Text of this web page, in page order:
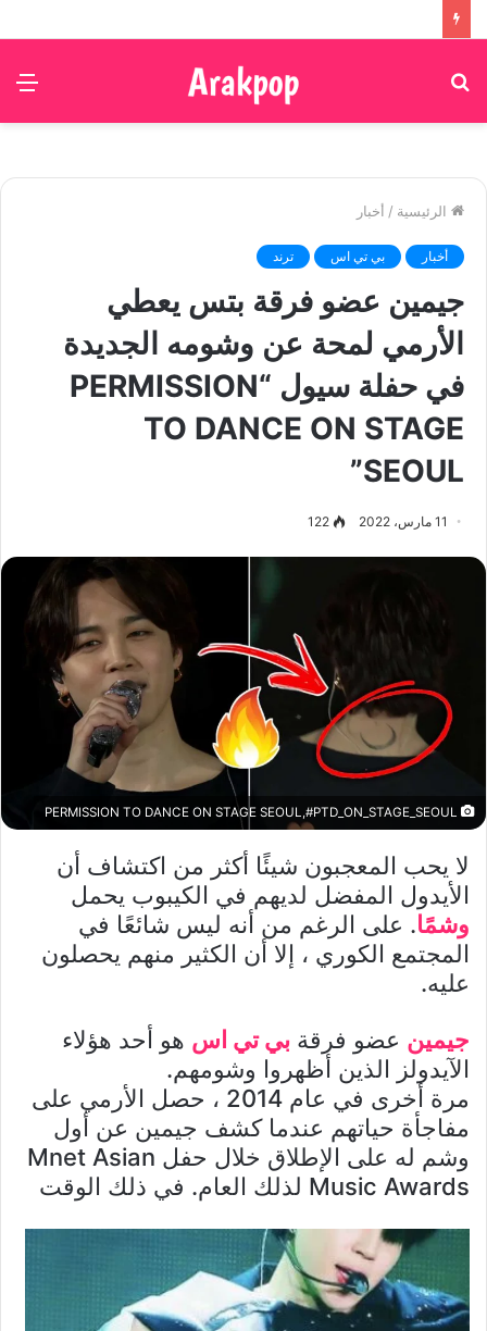
الرئيسية / أخبار
أخبار بي تي اس ترند
جيمين عضو فرقة بتس يعطي
الأرمي لمحة عن وشومه الجديدة
في حفلة سيول “PERMISSION
TO DANCE ON STAGE
SEOUL”
11 مارس، 2022 122
لا يحب المعجبون شيئًا أكثر من اكتشاف أن
الأيدول المفضل لديهم في الكيبوب يحمل
وشمًا. على الرغم من أنه ليس شائعًا في
المجتمع الكوري ، إلا أن الكثير منهم يحصلون
عليه.
جيمين عضو فرقة بي تي اس هو أحد هؤلاء
الآيدولز الذين أظهروا وشومهم.
مرة أخرى في عام 2014 ، حصل الأرمي على
مفاجأة حياتهم عندما كشف جيمين عن أول
وشم له على الإطلاق خلال حفل Mnet Asian
Music Awards لذلك العام. في ذلك الوقت